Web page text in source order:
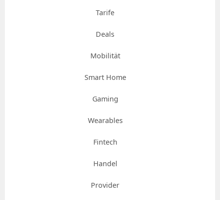
Tarife
Deals
Mobilität
Smart Home
Gaming
Wearables
Fintech
Handel
Provider